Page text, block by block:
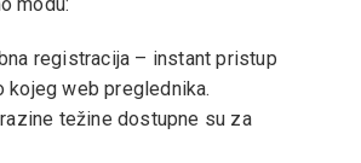
modu:
registracija – instant pristup
kojeg web preglednika.
težine dostupne su za